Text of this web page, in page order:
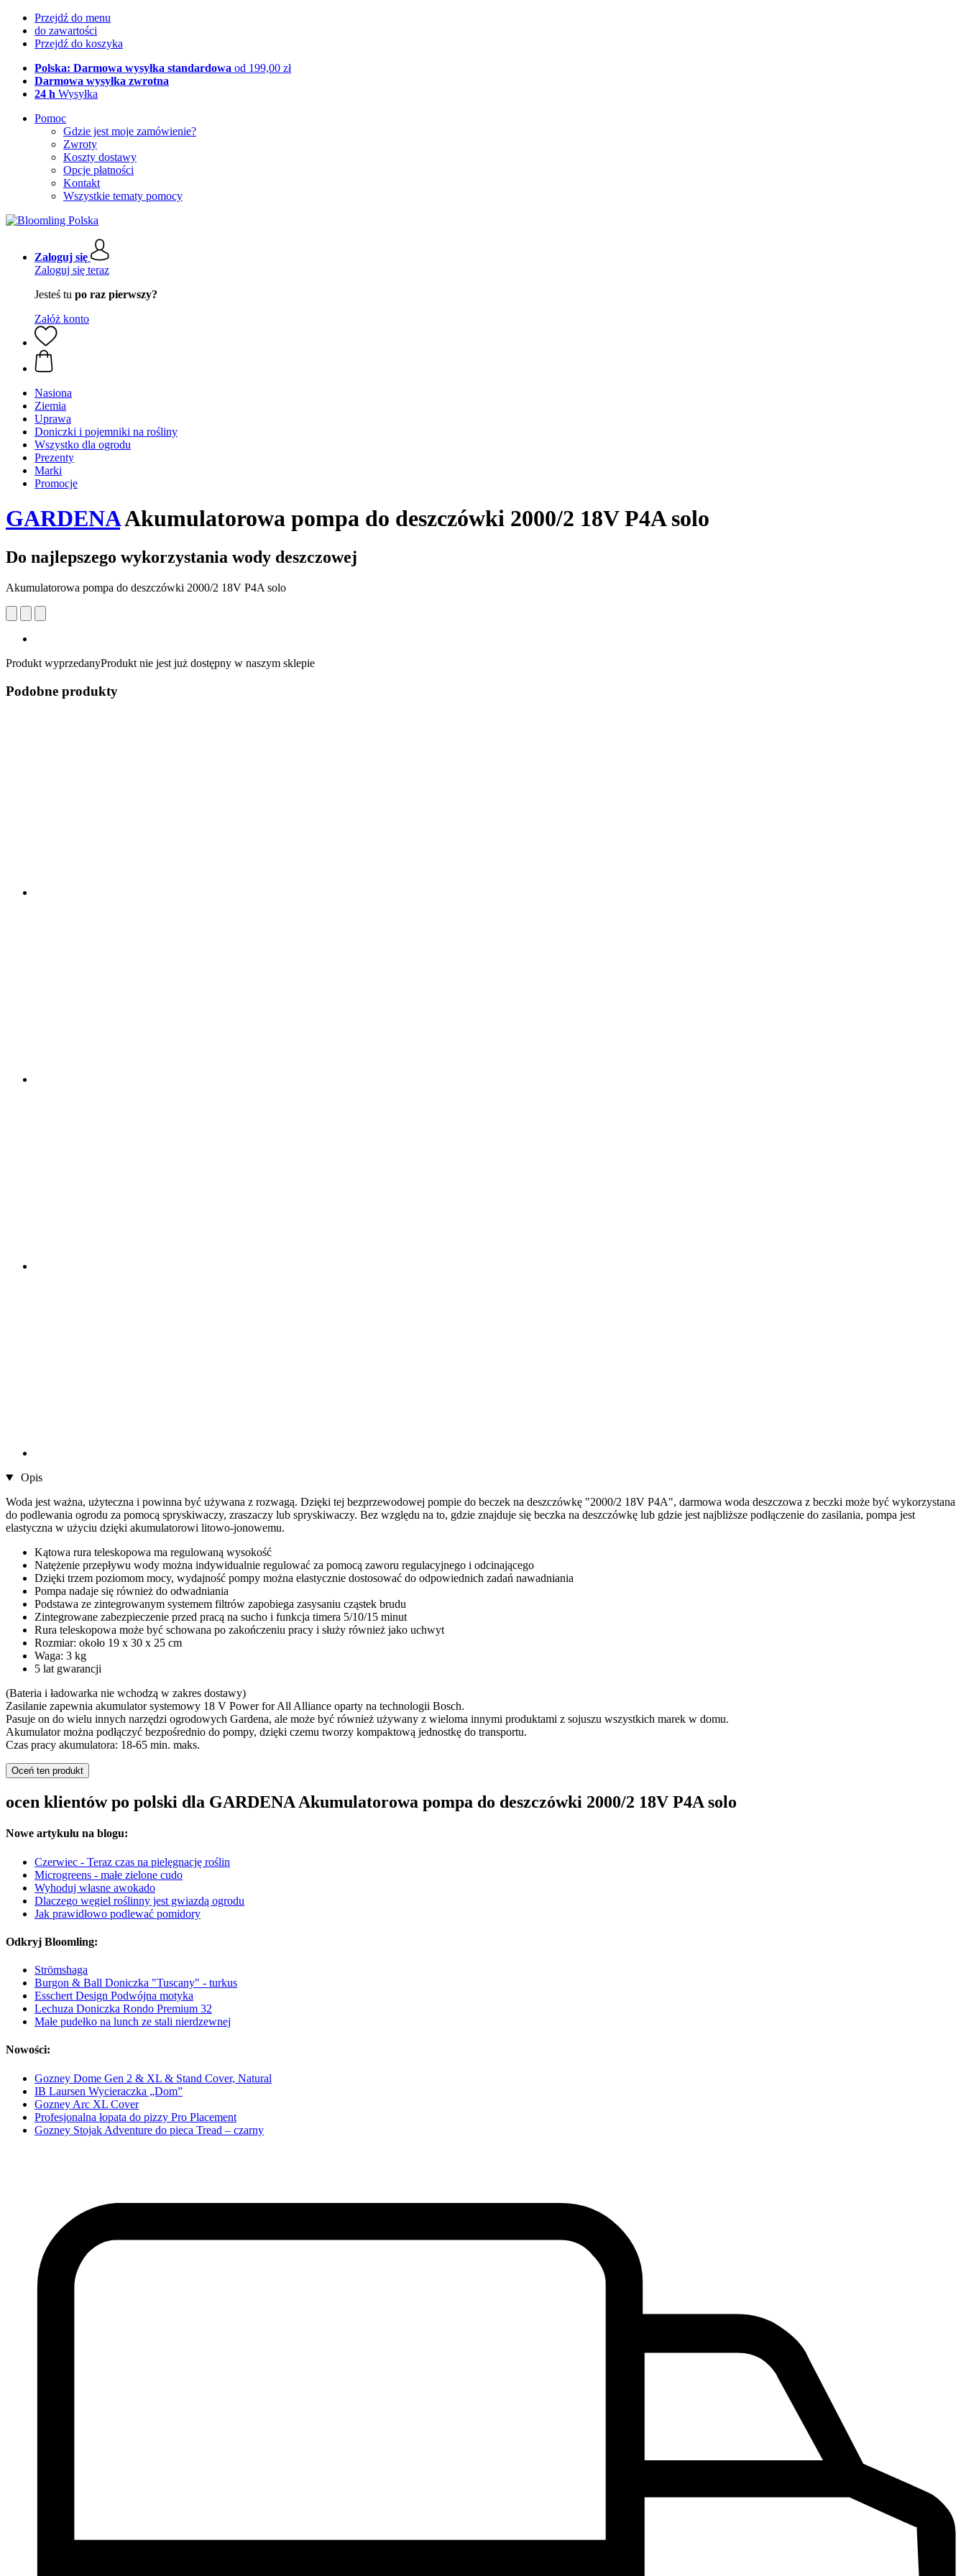
Przejdź do menu
do zawartości
Przejdź do koszyka
Polska: Darmowa wysyłka standardowa od 199,00 zł
Darmowa wysyłka zwrotna
24 h Wysyłka
Pomoc
Gdzie jest moje zamówienie?
Zwroty
Koszty dostawy
Opcje płatności
Kontakt
Wszystkie tematy pomocy
Zaloguj się
Zaloguj się teraz
Jesteś tu po raz pierwszy?
Załóż konto
Nasiona
Ziemia
Uprawa
Doniczki i pojemniki na rośliny
Wszystko dla ogrodu
Prezenty
Marki
Promocje
GARDENAAkumulatorowa pompa do deszczówki 2000/2 18V P4A solo
Do najlepszego wykorzystania wody deszczowej
Akumulatorowa pompa do deszczówki 2000/2 18V P4A solo
Produkt wyprzedanyProdukt nie jest już dostępny w naszym sklepie
Podobne produkty
Opis
Woda jest ważna, użyteczna i powinna być używana z rozwagą. Dzięki tej bezprzewodowej pompie do beczek na deszczówkę "2000/2 18V P4A", darmowa woda deszczowa z beczki może być wykorzystana
do podlewania ogrodu za pomocą spryskiwaczy, zraszaczy lub spryskiwaczy. Bez względu na to, gdzie znajduje się beczka na deszczówkę lub gdzie jest najbliższe podłączenie do zasilania, pompa jest
elastyczna w użyciu dzięki akumulatorowi litowo-jonowemu.
Kątowa rura teleskopowa ma regulowaną wysokość
Natężenie przepływu wody można indywidualnie regulować za pomocą zaworu regulacyjnego i odcinającego
Dzięki trzem poziomom mocy, wydajność pompy można elastycznie dostosować do odpowiednich zadań nawadniania
Pompa nadaje się również do odwadniania
Podstawa ze zintegrowanym systemem filtrów zapobiega zasysaniu cząstek brudu
Zintegrowane zabezpieczenie przed pracą na sucho i funkcja timera 5/10/15 minut
Rura teleskopowa może być schowana po zakończeniu pracy i służy również jako uchwyt
Rozmiar: około 19 x 30 x 25 cm
Waga: 3 kg
5 lat gwarancji
(Bateria i ładowarka nie wchodzą w zakres dostawy)
Zasilanie zapewnia akumulator systemowy 18 V Power for All Alliance oparty na technologii Bosch.
Pasuje on do wielu innych narzędzi ogrodowych Gardena, ale może być również używany z wieloma innymi produktami z sojuszu wszystkich marek w domu.
Akumulator można podłączyć bezpośrednio do pompy, dzięki czemu tworzy kompaktową jednostkę do transportu.
Czas pracy akumulatora: 18-65 min. maks.
Oceń ten produkt
ocen klientów po polski dla GARDENA Akumulatorowa pompa do deszczówki 2000/2 18V P4A solo
Nowe artykułu na blogu:
Czerwiec - Teraz czas na pielęgnację roślin
Microgreens - małe zielone cudo
Wyhoduj własne awokado
Dlaczego węgiel roślinny jest gwiazdą ogrodu
Jak prawidłowo podlewać pomidory
Odkryj Bloomling:
Strömshaga
Burgon & Ball Doniczka "Tuscany" - turkus
Esschert Design Podwójna motyka
Lechuza Doniczka Rondo Premium 32
Małe pudełko na lunch ze stali nierdzewnej
Nowości:
Gozney Dome Gen 2 & XL & Stand Cover, Natural
IB Laursen Wycieraczka „Dom”
Gozney Arc XL Cover
Profesjonalna łopata do pizzy Pro Placement
Gozney Stojak Adventure do pieca Tread – czarny